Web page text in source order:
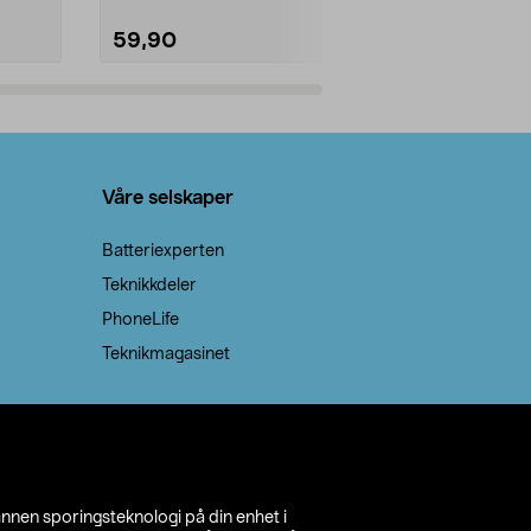
sporingsteknologi på din enhet i
59,90
Våre selskaper
Batteriexperten
Teknikkdeler
PhoneLife
Teknikmagasinet